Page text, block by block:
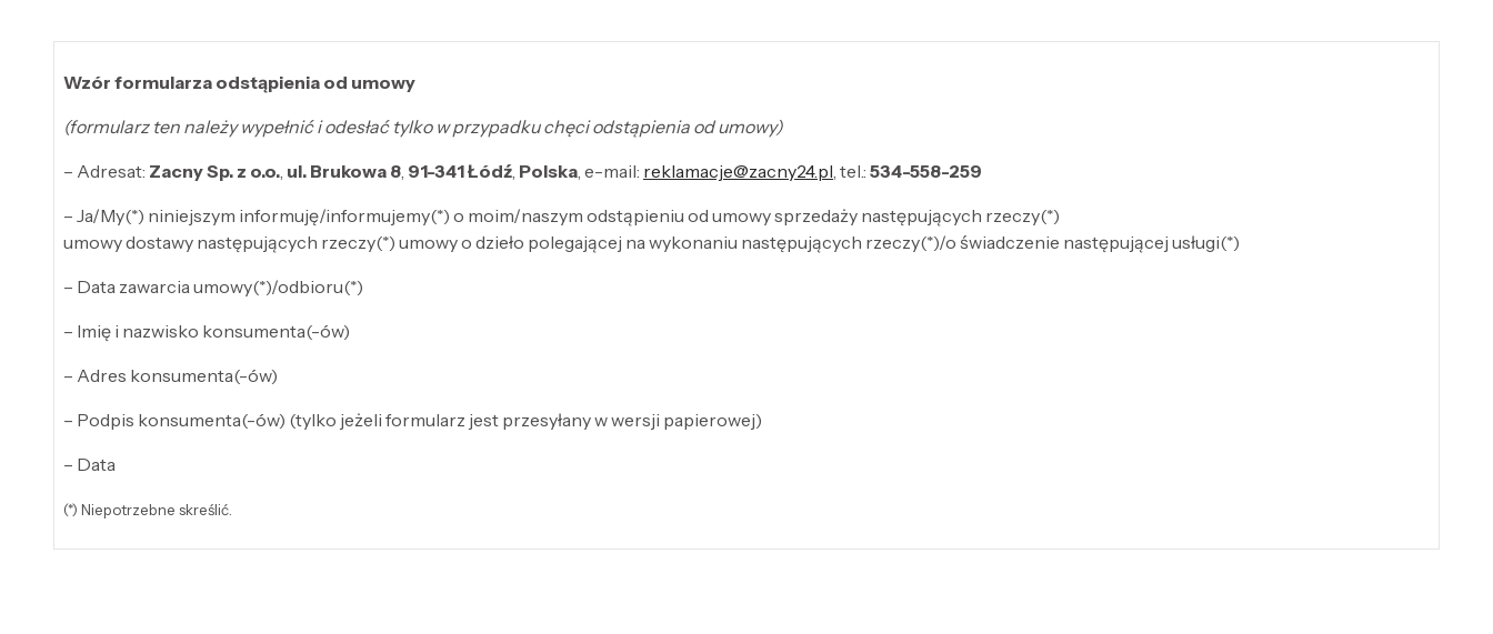
Wzór formularza odstąpienia od umowy
(formularz ten należy wypełnić i odesłać tylko w przypadku chęci odstąpienia od umowy)
– Adresat: Zacny Sp. z o.o. ul. Brukowa 8 91-341Łódź Polska , e-mail: reklamacje@zacny24.pl , tel.: 534-558-259
– Ja/My(*) niniejszym informuję/informujemy(*) o moim/naszym odstąpieniu od umowy sprzedaży następujących rzeczy(*)
umowy dostawy następujących rzeczy(*) umowy o dzieło polegającej na wykonaniu następujących rzeczy(*)/o świadczenie następującej usługi(*)
– Data zawarcia umowy(*)/odbioru(*)
– Imię i nazwisko konsumenta(-ów)
– Adres konsumenta(-ów)
– Podpis konsumenta(-ów) (tylko jeżeli formularz jest przesyłany w wersji papierowej)
– Data
(*) Niepotrzebne skreślić.